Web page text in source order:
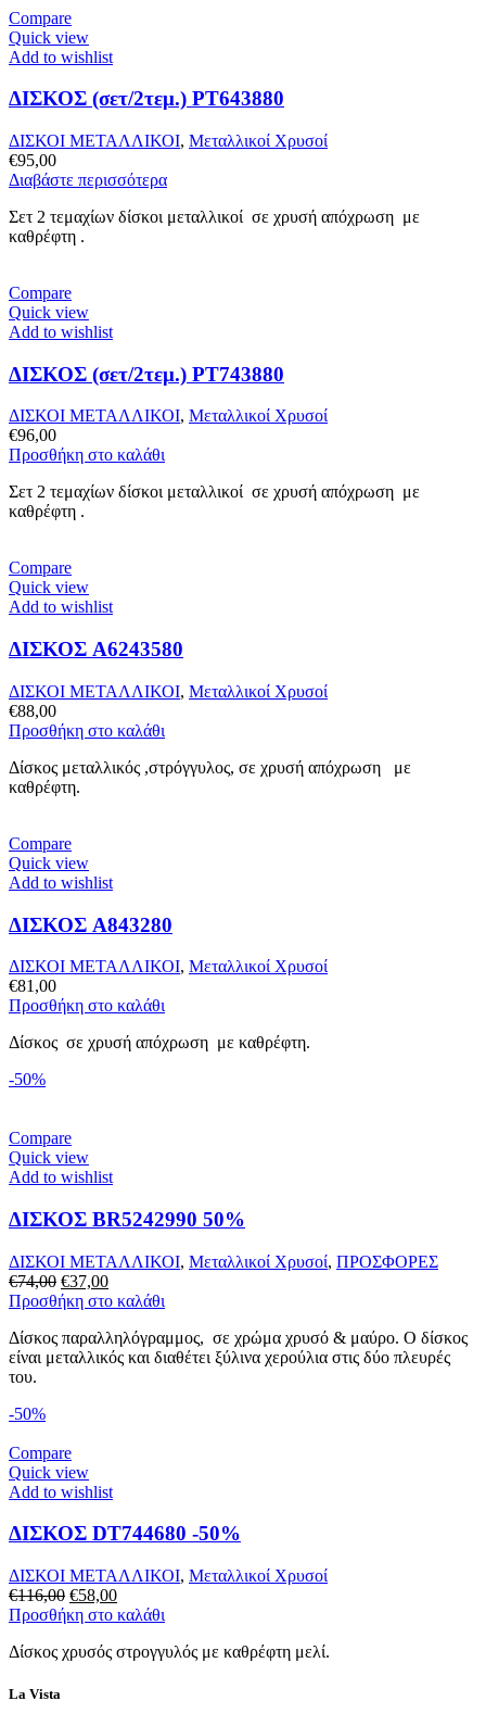
Compare
Quick view
Add to wishlist
ΔΙΣΚΟΣ (σετ/2τεμ.) PT643880
ΔΙΣΚΟΙ ΜΕΤΑΛΛΙΚΟΙ, Μεταλλικοί Χρυσοί
€95,00
Διαβάστε περισσότερα
Σετ 2 τεμαχίων δίσκοι μεταλλικοί σε χρυσή απόχρωση με
καθρέφτη .
Compare
Quick view
Add to wishlist
ΔΙΣΚΟΣ (σετ/2τεμ.) PT743880
ΔΙΣΚΟΙ ΜΕΤΑΛΛΙΚΟΙ, Μεταλλικοί Χρυσοί
€96,00
Προσθήκη στο καλάθι
Σετ 2 τεμαχίων δίσκοι μεταλλικοί σε χρυσή απόχρωση με
καθρέφτη .
Compare
Quick view
Add to wishlist
ΔΙΣΚΟΣ A6243580
ΔΙΣΚΟΙ ΜΕΤΑΛΛΙΚΟΙ, Μεταλλικοί Χρυσοί
€88,00
Προσθήκη στο καλάθι
Δίσκος μεταλλικός ,στρόγγυλος, σε χρυσή απόχρωση με
καθρέφτη.
Compare
Quick view
Add to wishlist
ΔΙΣΚΟΣ A843280
ΔΙΣΚΟΙ ΜΕΤΑΛΛΙΚΟΙ, Μεταλλικοί Χρυσοί
€81,00
Προσθήκη στο καλάθι
Δίσκος σε χρυσή απόχρωση με καθρέφτη.
-50%
Compare
Quick view
Add to wishlist
ΔΙΣΚΟΣ BR5242990 50%
ΔΙΣΚΟΙ ΜΕΤΑΛΛΙΚΟΙ, Μεταλλικοί Χρυσοί, ΠΡΟΣΦΟΡΕΣ
€74,00 €37,00
Προσθήκη στο καλάθι
Δίσκος παραλληλόγραμμος, σε χρώμα χρυσό & μαύρο. Ο δίσκος
είναι μεταλλικός και διαθέτει ξύλινα χερούλια στις δύο πλευρές
του.
-50%
Compare
Quick view
Add to wishlist
ΔΙΣΚΟΣ DT744680 -50%
ΔΙΣΚΟΙ ΜΕΤΑΛΛΙΚΟΙ, Μεταλλικοί Χρυσοί
€116,00 €58,00
Προσθήκη στο καλάθι
Δίσκος χρυσός στρογγυλός με καθρέφτη μελί.
La Vista